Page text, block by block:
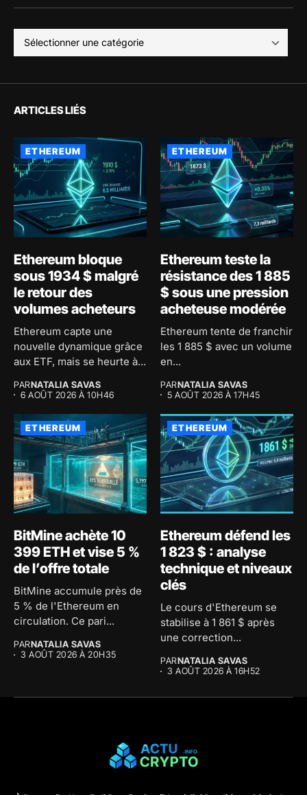
ARTICLES LIÉS
ETHEREUM
Ethereum bloque
sous 1934 $ malgré
le retour des
volumes acheteurs
Ethereum capte une
nouvelle dynamique grâce
aux ETF, mais se heurte à...
PARNATALIA SAVAS
6 AOÛT 2026 À 10H46
ETHEREUM
Ethereum teste la
résistance des 1 885
$ sous une pression
acheteuse modérée
Ethereum tente de franchir
les 1 885 $ avec un volume
en...
PARNATALIA SAVAS
5 AOÛT 2026 À 17H45
ETHEREUM
BitMine achète 10
399 ETH et vise 5 %
de l’offre totale
BitMine accumule près de
5 % de l'Ethereum en
circulation. Ce pari...
PARNATALIA SAVAS
3 AOÛT 2026 À 20H35
ETHEREUM
Ethereum défend les
1 823 $ : analyse
technique et niveaux
clés
Le cours d'Ethereum se
stabilise à 1 861 $ après
une correction...
PARNATALIA SAVAS
3 AOÛT 2026 À 16H52